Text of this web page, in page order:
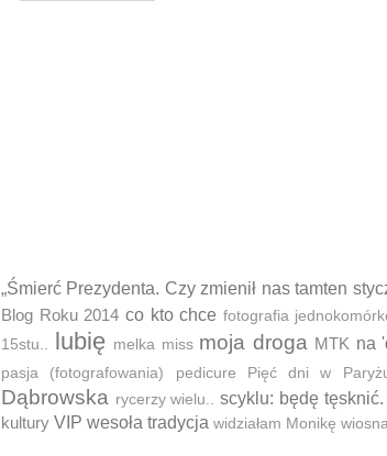
„Śmierć Prezydenta. Czy zmienił nas tamten
Blog Roku 2014 co kto chce fotografia
15stu.. lubię melka miss moja droga MTK na
pasja (fotografowania) pedicure Pięć dni w
Dąbrowska rycerzy wielu.. scyklu: będę tęsknić.
kultury VIP wesoła tradycja widziałam Monikę